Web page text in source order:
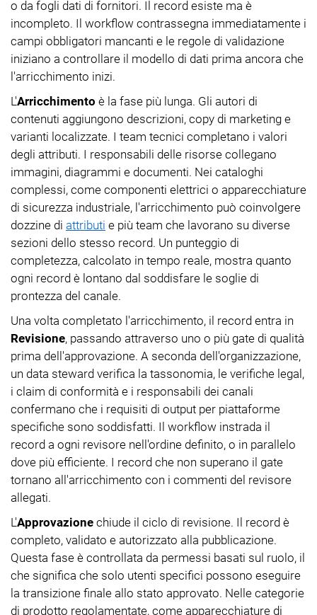
o da fogli dati di fornitori. Il record esiste ma è
incompleto. Il workflow contrassegna immediatamente i
campi obbligatori mancanti e le regole di validazione
iniziano a controllare il modello di dati prima ancora che
l'arricchimento inizi.
L'Arricchimento è la fase più lunga. Gli autori di
contenuti aggiungono descrizioni, copy di marketing e
varianti localizzate. I team tecnici completano i valori
degli attributi. I responsabili delle risorse collegano
immagini, diagrammi e documenti. Nei cataloghi
complessi, come componenti elettrici o apparecchiature
di sicurezza industriale, l'arricchimento può coinvolgere
dozzine di attributi e più team che lavorano su diverse
sezioni dello stesso record. Un punteggio di
completezza, calcolato in tempo reale, mostra quanto
ogni record è lontano dal soddisfare le soglie di
prontezza del canale.
Una volta completato l'arricchimento, il record entra in
Revisione, passando attraverso uno o più gate di qualità
prima dell'approvazione. A seconda dell'organizzazione,
un data steward verifica la tassonomia, le verifiche legal,
i claim di conformità e i responsabili dei canali
confermano che i requisiti di output per piattaforme
specifiche sono soddisfatti. Il workflow instrada il
record a ogni revisore nell'ordine definito, o in parallelo
dove più efficiente. I record che non superano il gate
tornano all'arricchimento con i commenti del revisore
allegati.
L'Approvazione chiude il ciclo di revisione. Il record è
completo, validato e autorizzato alla pubblicazione.
Questa fase è controllata da permessi basati sul ruolo, il
che significa che solo utenti specifici possono eseguire
la transizione finale allo stato approvato. Nelle categorie
di prodotto regolamentate, come apparecchiature di